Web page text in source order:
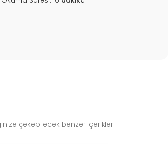
çekebilecek benzer içerikler